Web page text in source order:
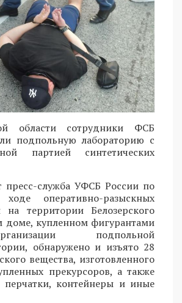
области сотрудники ФСБ
подпольную лабораторию с
партией синтетических
пресс-служба УФСБ России по
оперативно-разыскных
на территории Белозерского
доме, купленном фигурантами
подпольной
обнаружено и изъято 28
вещества, изготовленного
прекурсоров, а также
перчатки, контейнеры и иные